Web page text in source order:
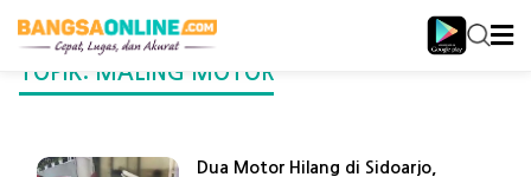
TOPIK: MALING MOTOR
Dua Motor Hilang di Sidoarjo,